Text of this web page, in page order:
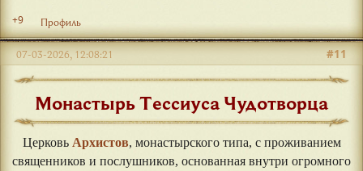
+9 Профиль
#11
07-03-2026, 12:08:21
Монастырь Тессиуса Чудотворца
Церковь Архистов, монастырского типа, с проживанием
священников и послушников, основанная внутри огромного